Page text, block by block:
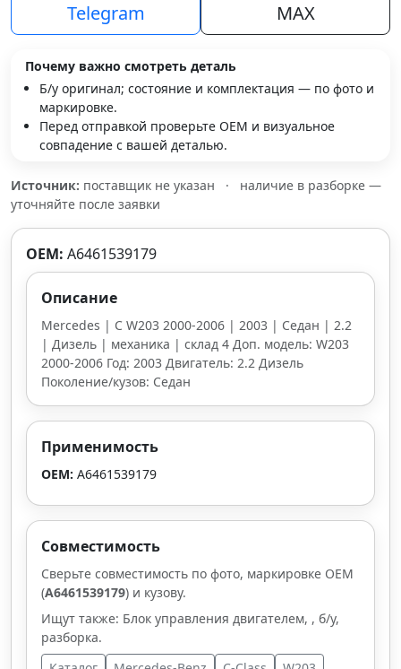
Telegram
MAX
Почему важно смотреть деталь
Б/у оригинал; состояние и комплектация — по фото и
маркировке.
Перед отправкой проверьте OEM и визуальное
совпадение с вашей деталью.
Источник: поставщик не указан ·
наличие в разборке —
уточняйте после заявки
OEM: A6461539179
Описание
Mercedes | C W203 2000-2006 | 2003 | Седан | 2.2
| Дизель | механика | склад 4 Доп. модель: W203
2000-2006 Год: 2003 Двигатель: 2.2 Дизель
Поколение/кузов: Седан
Применимость
OEM: A6461539179
Совместимость
Сверьте совместимость по фото, маркировке OEM
(A6461539179) и кузову.
Ищут также: Блок управления двигателем, , б/у,
разборка.